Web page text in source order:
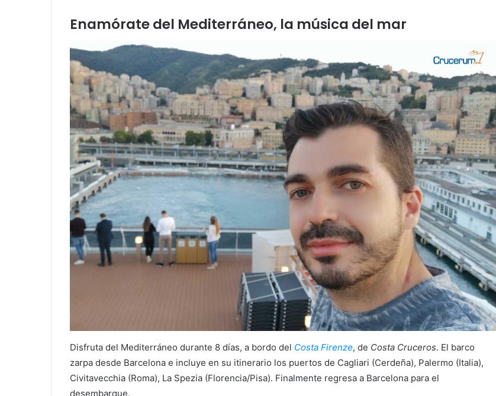
Enamórate del Mediterráneo, la música del mar
Disfruta del Mediterráneo durante 8 días, a bordo del Costa Firenze, de Costa Cruceros. El barco
zarpa desde Barcelona e incluye en su itinerario los puertos de Cagliari (Cerdeña), Palermo (Italia),
Civitavecchia (Roma), La Spezia (Florencia/Pisa). Finalmente regresa a Barcelona para el
desembarque.